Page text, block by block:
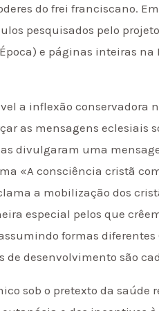
do frei franciscano.
pesquisados pelo
e páginas inteiras na
a inflexão conservadora
as mensagens eclesiais
divulgaram uma
«A consciência cristã
a mobilização dos
especial pelos que
formas diferentes
desenvolvimento são
sob o pretexto da saúde